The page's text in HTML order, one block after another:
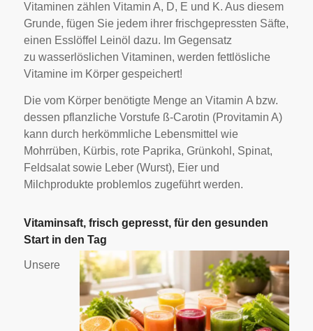
Vitaminen zählen Vitamin A, D, E und K. Aus diesem
Grunde, fügen Sie jedem ihrer frischgepressten Säfte,
einen Esslöffel Leinöl dazu. Im Gegensatz
zu wasserlöslichen Vitaminen, werden fettlösliche
Vitamine im Körper gespeichert!
Die vom Körper benötigte Menge an Vitamin A bzw.
dessen pflanzliche Vorstufe ß-Carotin (Provitamin A)
kann durch herkömmliche Lebensmittel wie
Mohrrüben, Kürbis, rote Paprika, Grünkohl, Spinat,
Feldsalat sowie Leber (Wurst), Eier und
Milchprodukte problemlos zugeführt werden.
Vitaminsaft, frisch gepresst, für den gesunden
Start in den Tag
Unsere